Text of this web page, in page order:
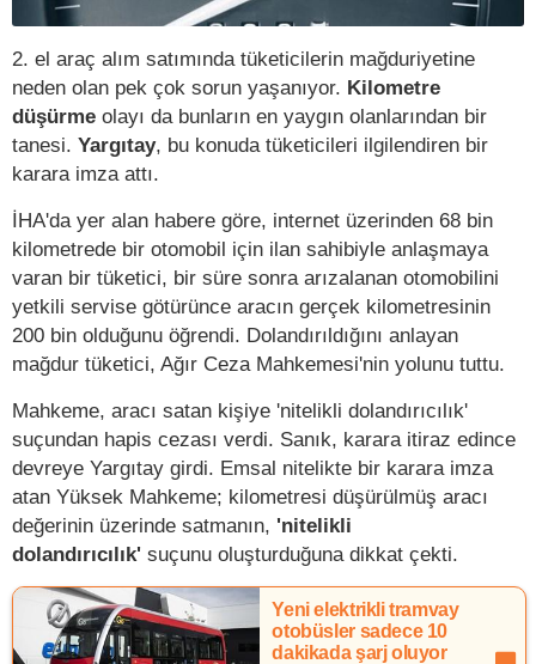
2. el araç alım satımında tüketicilerin mağduriyetine
neden olan pek çok sorun yaşanıyor. Kilometre
düşürme olayı da bunların en yaygın olanlarından bir
tanesi. Yargıtay, bu konuda tüketicileri ilgilendiren bir
karara imza attı.
İHA'da yer alan habere göre, internet üzerinden 68 bin
kilometrede bir otomobil için ilan sahibiyle anlaşmaya
varan bir tüketici, bir süre sonra arızalanan otomobilini
yetkili servise götürünce aracın gerçek kilometresinin
200 bin olduğunu öğrendi. Dolandırıldığını anlayan
mağdur tüketici, Ağır Ceza Mahkemesi'nin yolunu tuttu.
Mahkeme, aracı satan kişiye 'nitelikli dolandırıcılık'
suçundan hapis cezası verdi. Sanık, karara itiraz edince
devreye Yargıtay girdi. Emsal nitelikte bir karara imza
atan Yüksek Mahkeme; kilometresi düşürülmüş aracı
değerinin üzerinde satmanın, 'nitelikli
dolandırıcılık' suçunu oluşturduğuna dikkat çekti.
Yeni elektrikli tramvay
otobüsler sadece 10
dakikada şarj oluyor